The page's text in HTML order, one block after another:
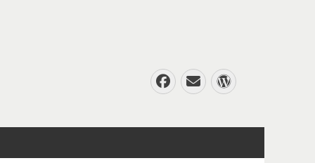
Facebook
E-
post